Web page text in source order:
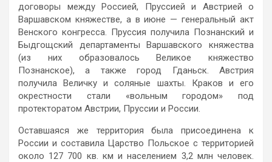
договоры между Россией, Пруссией и Австрией о
Варшавском княжестве, а в июне — генеральный акт
Венского конгресса. Пруссия получила Познанский и
Быдгощский департаменты Варшавского княжества
(из них образовалось Великое княжество
Познанское), а также город Гданьск. Австрия
получила Величку и соляные шахты. Краков и его
окрестности стали «вольным городом» под
протекторатом Австрии, Пруссии и России.
Оставшаяся же территория была присоединена к
России и составила Царство Польское с территорией
около 127 700 кв. км и населением 3,2 млн человек.